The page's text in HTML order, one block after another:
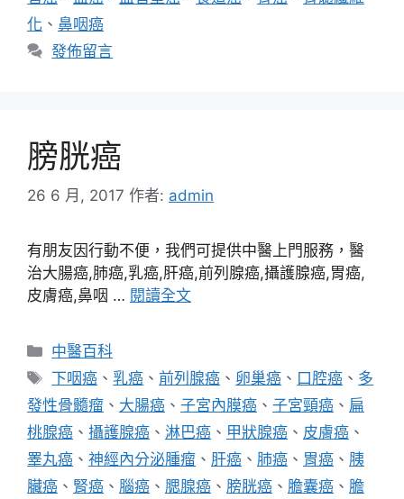
化 、 鼻咽癌
發佈留言
膀胱癌
26 6 月, 2017 作者: admin
有朋友因行動不便，我們可提供中醫上門服務，醫
治大腸癌,肺癌,乳癌,肝癌,前列腺癌,攝護腺癌,胃癌,
皮膚癌,鼻咽 … 閱讀全文
分
類
中醫百科
標
籤
下咽癌 、 乳癌 、前列腺癌 、 卵巢癌 、 口腔癌 、 多
發性骨髓瘤 、 大腸癌 、 子宮內膜癌 、 子宮頸癌 、 扁
桃腺癌 、 攝護腺癌 、 淋巴癌 、 甲狀腺癌 、 皮膚癌 、
睪丸癌 、 神經內分泌腫瘤 、 肝癌 、 肺癌 、 胃癌 、 胰
臟癌 、 腎癌 、 腦癌 、 腮腺癌 、 膀胱癌 、 膽囊癌 、 膽